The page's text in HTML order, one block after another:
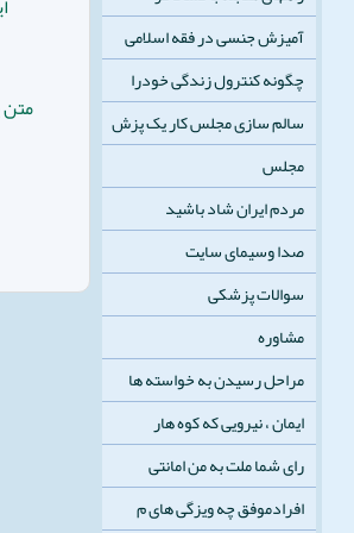
متن
آمیزش جنسی در فقه اسلامی
چگونه کنترول زندگی خودرا
سالم سازی مجلس کار یک پزش
مجلس
مردم ایران شاد باشید
صدا وسیمای سایت
سوالات پزشکی
مشاوره
مراحل رسیدن به خواسته ها
ایمان ، نیرویی که کوه هار
رای شما ملت به من امانتی
افرادموفق چه ویزگی های م